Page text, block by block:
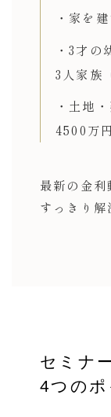
・家を
・3才の
3人家族
・土地
4500万
最新の金利
すっきり解
セミナ
4つのポ